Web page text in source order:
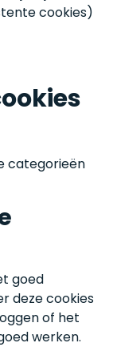
cookies)
categorieën
goed
deze cookies
of het
werken.